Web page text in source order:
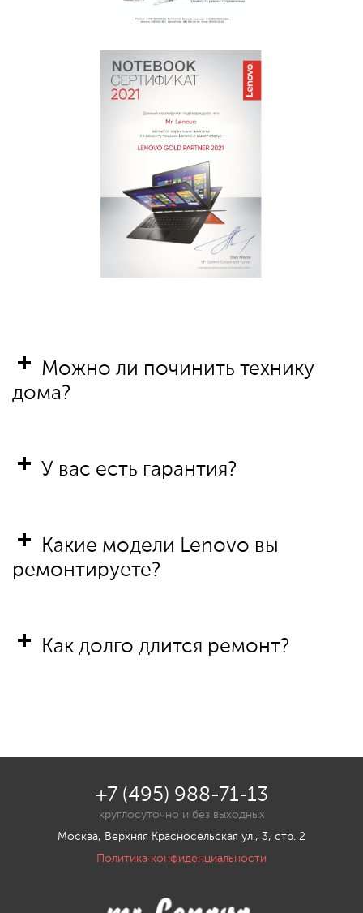
Можно ли починить технику
дома?
У вас есть гарантия?
Какие модели Lenovo вы
ремонтируете?
Как долго длится ремонт?
+7 (495) 988-71-13
круглосуточно и без выходных
Москва, Верхняя Красносельская ул., 3, стр. 2
Политика конфиденциальности